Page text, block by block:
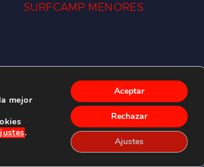
SURFCAMP MENORES
(ASTURIAS)
mejor
.
Aceptar
Rechazar
Ajustes